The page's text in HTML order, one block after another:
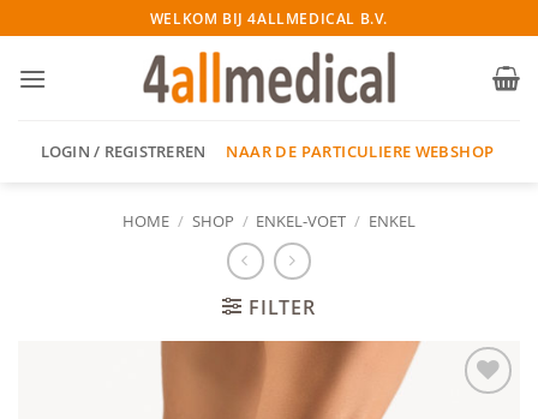
naar
inhoud
WELKOM BIJ 4ALLMEDICAL B.V.
LOGIN / REGISTREREN NAAR DE PARTICULIERE WEBSHOP
HOME / SHOP / ENKEL-VOET / ENKEL
FILTER